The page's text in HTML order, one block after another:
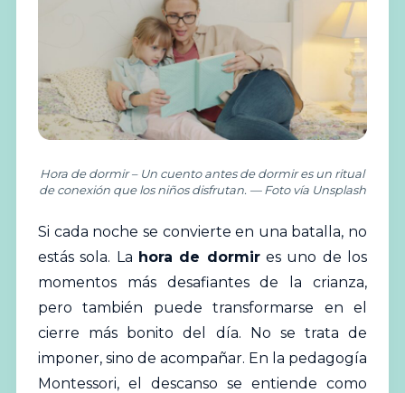
Hora de dormir – Un cuento antes de dormir es un ritual
de conexión que los niños disfrutan. — Foto vía Unsplash
Si cada noche se convierte en una batalla, no
estás sola. La hora de dormires uno de los
momentos más desafiantes de la crianza,
pero también puede transformarse en el
cierre más bonito del día. No se trata de
imponer, sino de acompañar. En la pedagogía
Montessori, el descanso se entiende como